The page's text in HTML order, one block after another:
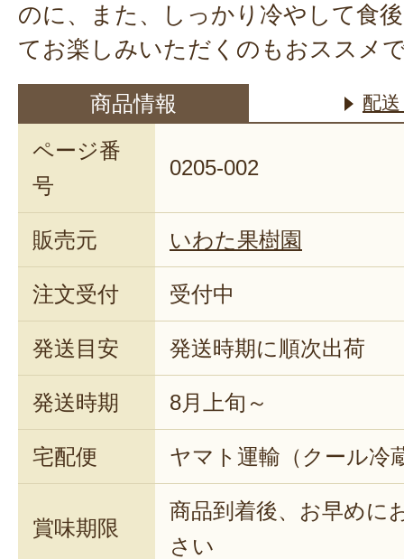
のに、また、しっかり冷やして食
てお楽しみいただくのもおススメ
商品情報 配
ページ番
号
0205-002
販売元 いわた果樹園
注文受付 受付中
発送目安 発送時期に順次出荷
発送時期 8月上旬～
宅配便 ヤマト運輸（クール冷
賞味期限
商品到着後、お早めに
さい